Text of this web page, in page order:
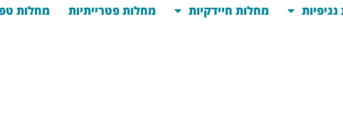
מחלות חיידקיות מחלות פטרייתיות מחלות